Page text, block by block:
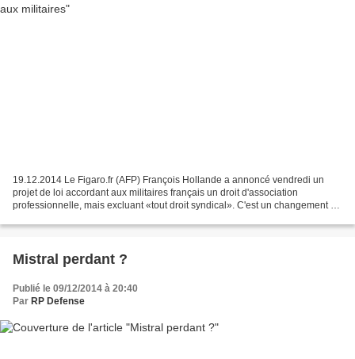
19.12.2014 Le Figaro.fr (AFP) François Hollande a annoncé vendredi un
projet de loi accordant aux militaires français un droit d'association
professionnelle, mais excluant «tout droit syndical». C'est un changement de
Mistral perdant ?
Publié le 09/12/2014 à 20:40
Par RP Defense